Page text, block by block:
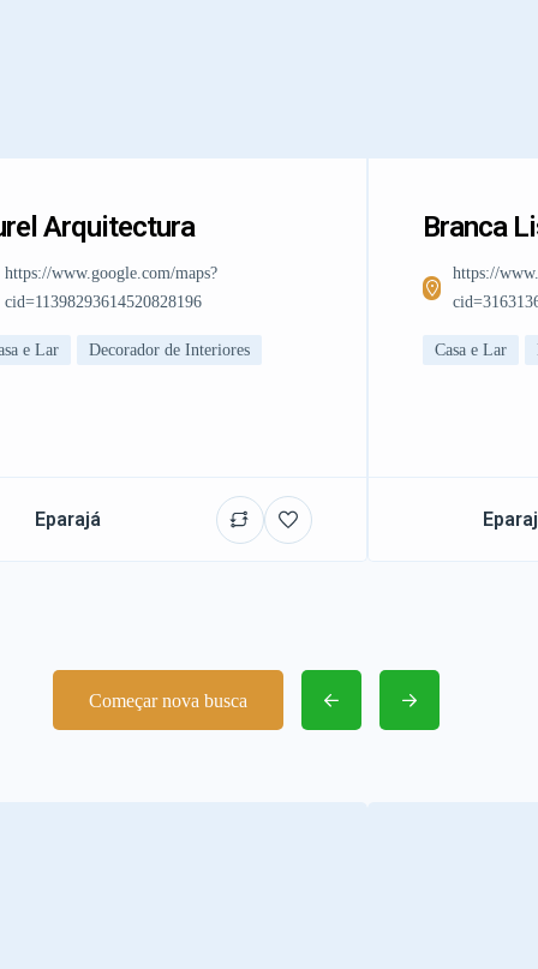
Arquitectura
https://www.google.com/maps?
cid=11398293614520828196
e Lar Decorador de Interiores
Eparajá
Branca
https://
Casa e Lar
Começar nova busca